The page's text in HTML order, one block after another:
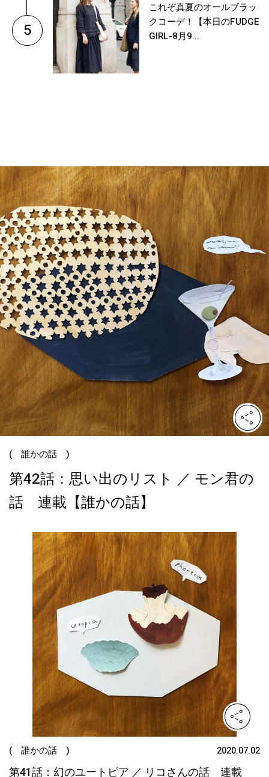
5
これぞ真夏のオールブラッ
クコーデ！【本日のFUDGE
GIRL-8月9...
( 誰かの話 )
第42話：思い出のリスト ／ モン君の
話 連載【誰かの話】
( 誰かの話 ) 2020.07.02
第41話：幻のユートピア ／ リコさんの話 連載